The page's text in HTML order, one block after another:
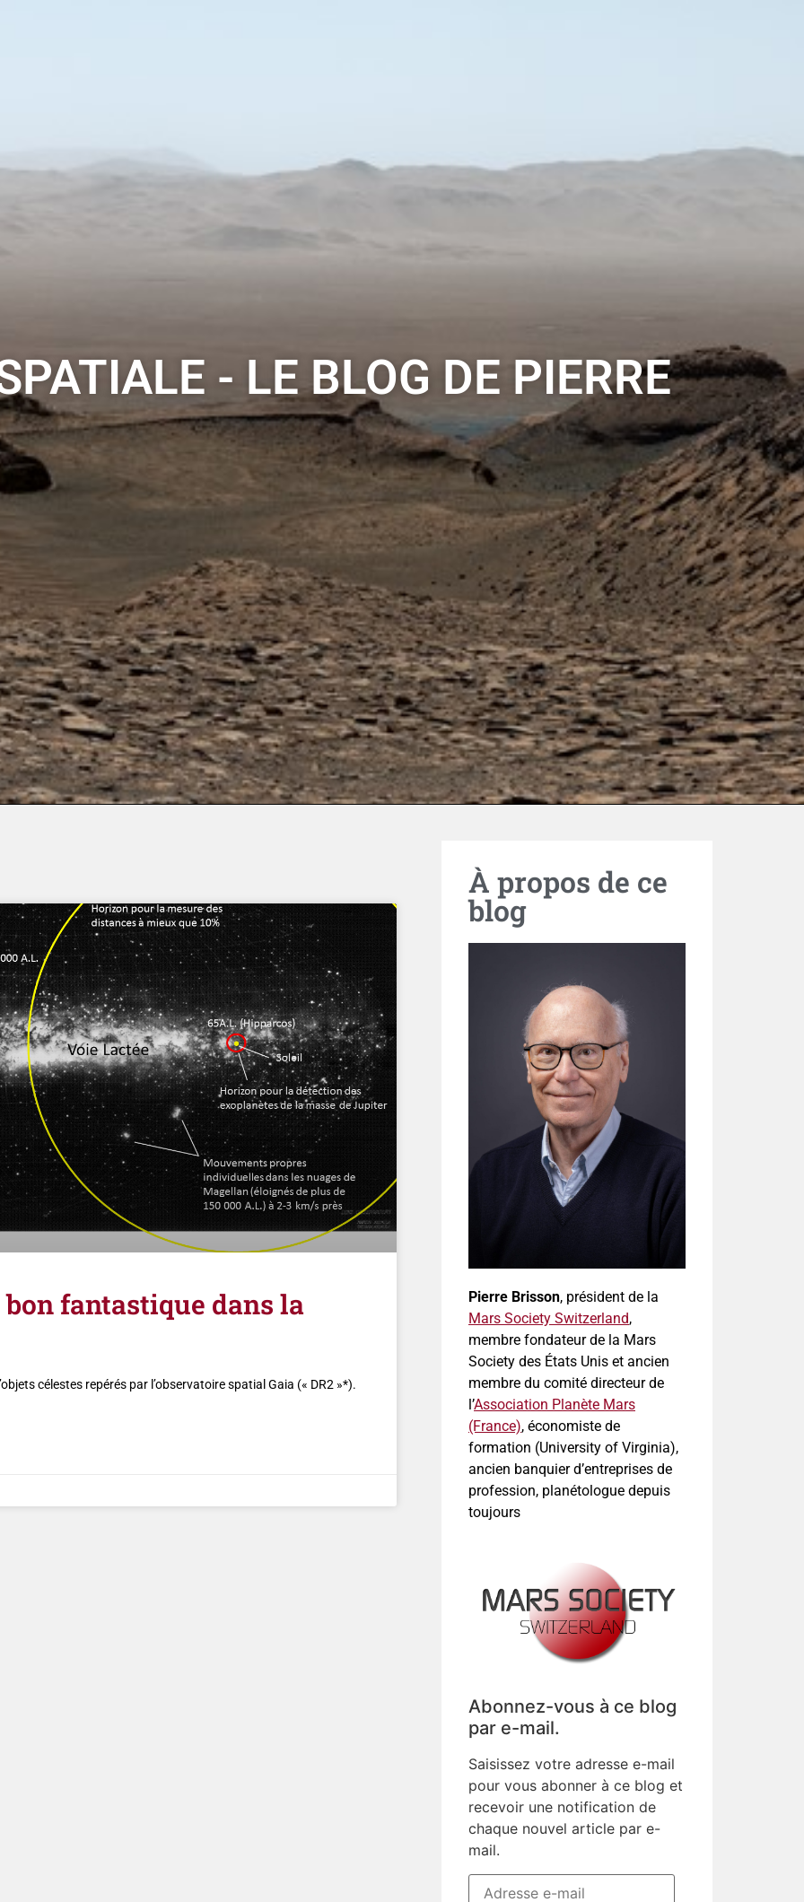
- LE BLOG DE PIERRE
fantastique dans la
célestes repérés par l’observatoire spatial Gaia (« DR2 »*).
À propos de ce
blog
Pierre Brisson, président de la
Mars Society Switzerland,
membre fondateur de la Mars
Society des États Unis et ancien
membre du comité directeur de
l’Association Planète Mars
(France), économiste de
formation (University of Virginia),
ancien banquier d’entreprises de
profession, planétologue depuis
toujours
Abonnez-vous à ce blog
par e-mail.
Saisissez votre adresse e-mail
pour vous abonner à ce blog et
recevoir une notification de
chaque nouvel article par e-
mail.